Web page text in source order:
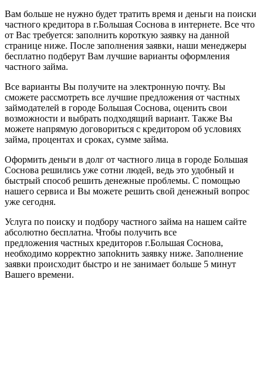
Вам больше не нужно будет тратить время и деньги на поиски
частного кредитора в г.Большая Соснова в интернете. Все что
от Вас требуется: заполнить короткую заявку на данной
странице ниже. После заполнения заявки, наши менеджеры
бесплатно подберут Вам лучшие варианты оформления
частного займа.
Все варианты Вы получите на электронную почту. Вы
сможете рассмотреть все лучшие предложения от частных
займодателей в городе Большая Соснова, оценить свои
возможности и выбрать подходящий вариант. Также Вы
можете напрямую договориться с кредитором об условиях
займа, процентах и сроках, сумме займа.
Оформить деньги в долг от частного лица в городе Большая
Соснова решились уже сотни людей, ведь это удобный и
быстрый способ решить денежные проблемы. С помощью
нашего сервиса и Вы можете решить свой денежный вопрос
уже сегодня.
Услуга по поиску и подбору частного займа на нашем сайте
абсолютно бесплатна. Чтобы получить все
предложения частных кредиторов г.Большая Соснова,
необходимо корректно запоkнить заявку ниже. Заполнение
заявки происходит быстро и не занимает больше 5 минут
Вашего времени.